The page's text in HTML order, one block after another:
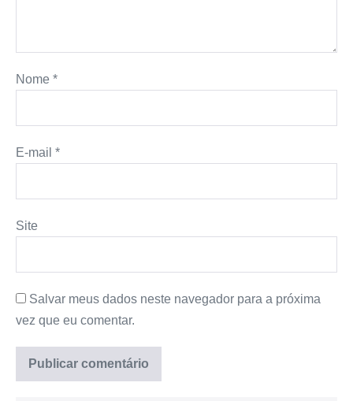
Nome *
E-mail *
Site
Salvar meus dados neste navegador para a próxima
vez que eu comentar.